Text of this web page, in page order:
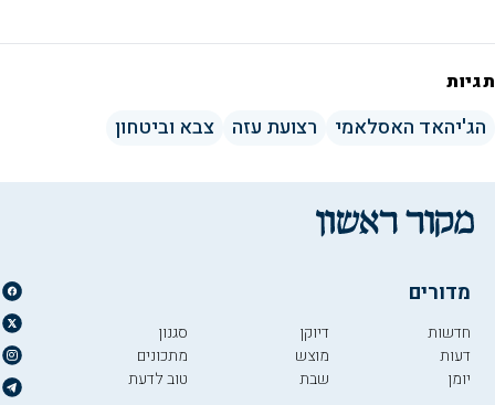
תגיות
הג'יהאד האסלאמי רצועת עזה צבא וביטחון
מדורים
חדשות
דעות
יומן
דיוקן
מוצש
שבת
סגנון
מתכונים
טוב לדעת